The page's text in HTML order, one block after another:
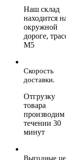
Наш склад
находится
окружной
дороге,
М5
Скорость
доставки.
Отгрузку
товара
производим
течении 30
минут
Выгодные